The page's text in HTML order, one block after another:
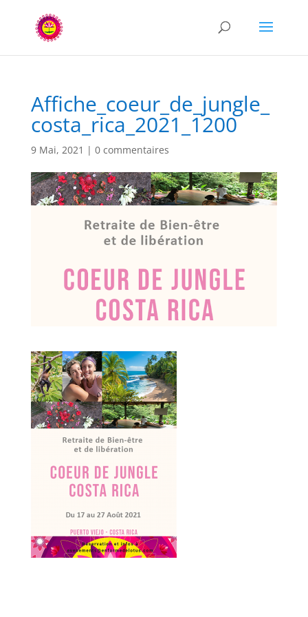
Affiche_coeur_de_jungle_
costa_rica_2021_1200
9 Mai, 2021 | 0 commentaires